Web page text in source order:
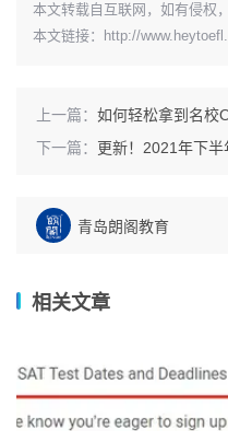
本文转载自互联网，如有侵权
本文链接：
http://
上一篇： 如何轻松拿到名校Offer——OSSD课程了
下一篇： 更新！2021年下半
青岛朗阁教育
相关文章